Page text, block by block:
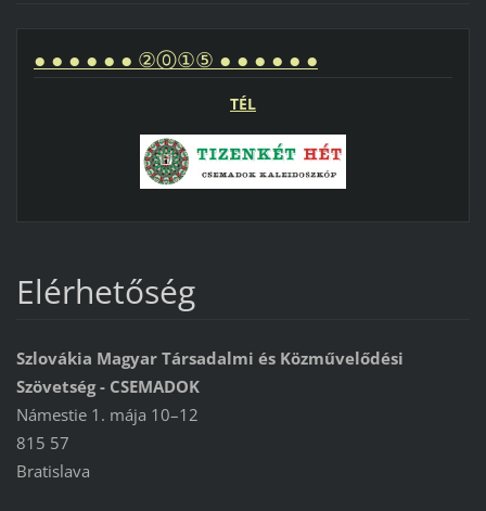
● ● ● ● ● ● ②⓪①⑤ ● ● ● ● ● ●
TÉL
Elérhetőség
Szlovákia Magyar Társadalmi és Közművelődési
Szövetség - CSEMADOK
Námestie 1. mája 10–12
815 57
Bratislava